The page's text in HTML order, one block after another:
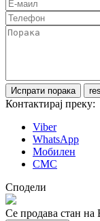
Контактирај преку:
Viber
WhatsApp
Мобилен
СМС
Сподели
Се продава стан